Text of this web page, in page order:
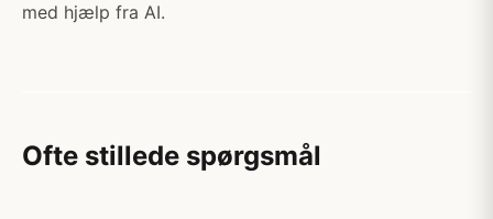
med hjælp fra AI.
Ofte stillede spørgsmål